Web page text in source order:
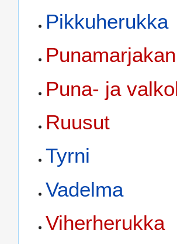
Pikkuherukka
Puna- ja
Ruusut
Tyrni
Vadelma
Viherherukka